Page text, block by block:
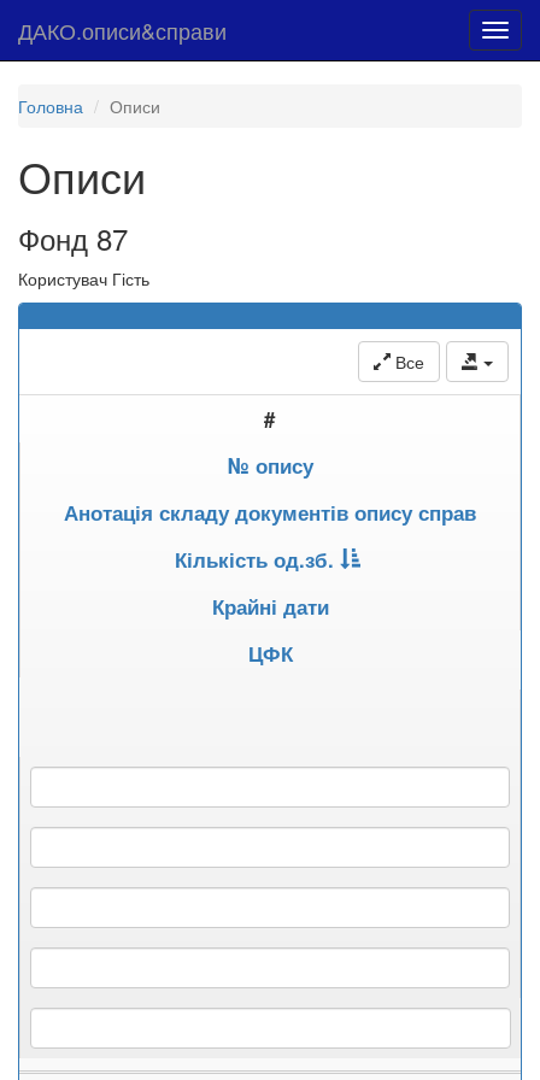
ДАКО.описи&справи
Головна Описи
Описи
Фонд 87
Користувач Гість
Все
#
№ опису
Анотація складу документів опису справ
Кількість од.зб.
Крайні дати
ЦФК